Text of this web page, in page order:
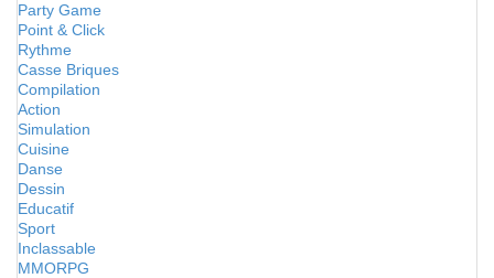
Party Game
Point & Click
Rythme
Casse Briques
Compilation
Action
Simulation
Cuisine
Danse
Dessin
Educatif
Sport
Inclassable
MMORPG